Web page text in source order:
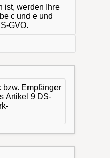
ist, werden Ihre
c und e und
GVO.
Empfänger
Artikel 9 DS-